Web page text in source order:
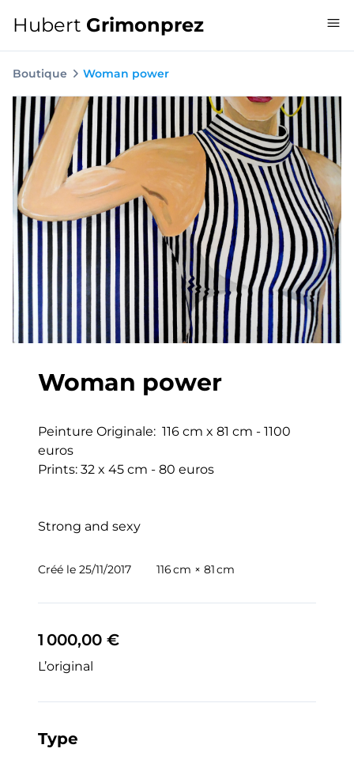
Hubert Grimonprez
Boutique Woman power
Woman power
Peinture Originale:  116 cm x 81 cm - 1100
euros
Prints: 32 x 45 cm - 80 euros
Strong and sexy
Créé le 25/11/2017 116 cm × 81 cm
1 000,00 €
L’original
Type